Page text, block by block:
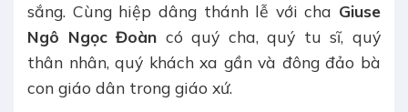
sắng. Cùng hiệp dâng thánh lễ với cha Giuse
Ngô Ngọc Đoàn có quý cha, quý tu sĩ, quý
thân nhân, quý khách xa gần và đông đảo bà
con giáo dân trong giáo xứ.